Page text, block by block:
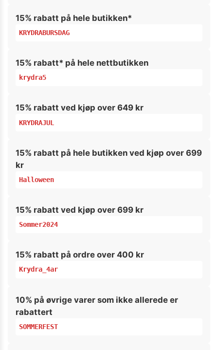
15% rabatt på hele butikken*
KRYDRABURSDAG
15% rabatt* på hele nettbutikken
krydra5
15% rabatt ved kjøp over 649 kr
KRYDRAJUL
15% rabatt på hele butikken ved kjøp over 699
kr
Halloween
15% rabatt ved kjøp over 699 kr
Sommer2024
15% rabatt på ordre over 400 kr
Krydra_4ar
10% på øvrige varer som ikke allerede er
rabattert
SOMMERFEST